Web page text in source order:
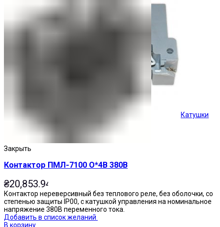
Катушки
Кнопки управления
Закрыть
Контактор ПМЛ-7100 О*4В 380В
₴20,853.94
Контактор нереверсивный без теплового реле, без оболочки, со
степенью защиты IP00, с катушкой управления на номинальное
напряжение 380В переменного тока.
Добавить в список желаний
В корзину